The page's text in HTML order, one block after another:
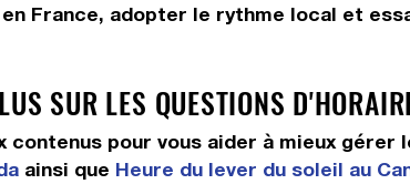
France, adopter le rythme local et
SUR LES QUESTIONS
contenus pour vous aider à mieux gérer
ainsi que Heure du lever du soleil au